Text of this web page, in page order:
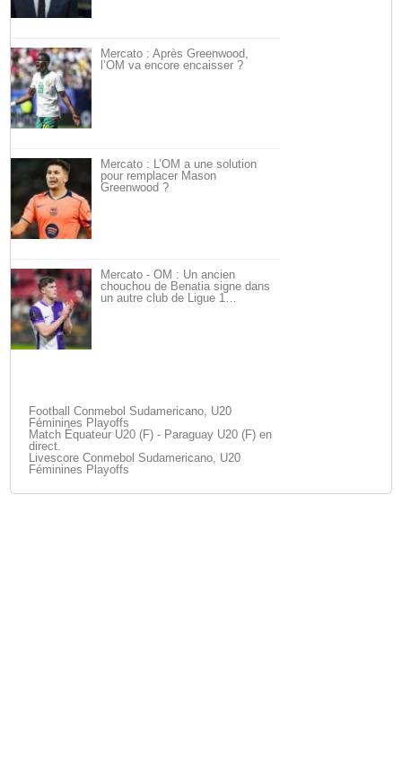
Mercato : Après Greenwood,
l’OM va encore encaisser ?
Mercato : L’OM a une solution
pour remplacer Mason
Greenwood ?
Mercato - OM : Un ancien
chouchou de Benatia signe dans
un autre club de Ligue 1…
Football Conmebol Sudamericano, U20
Féminines Playoffs
Match Équateur U20 (F) - Paraguay U20 (F) en
direct.
Livescore Conmebol Sudamericano, U20
Féminines Playoffs